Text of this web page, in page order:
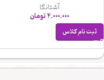
آشتانگا
4.000.000تومان
ثبت نام کلاس